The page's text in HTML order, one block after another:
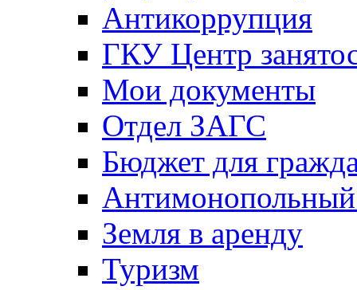
Антикоррупция
ГКУ Центр
Мои документы
Отдел ЗАГС
Бюджет для
Антимонопольный
Земля в аренду
Туризм